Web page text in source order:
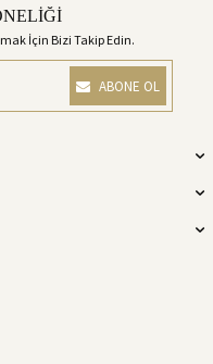
İçin Bizi Takip Edin.
ABONE OL